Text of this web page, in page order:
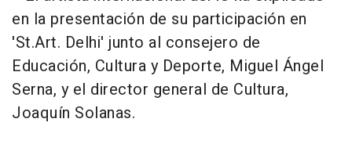
en la presentación de su participación en
'St.Art. Delhi' junto al consejero de
Educación, Cultura y Deporte, Miguel Ángel
Serna, y el director general de Cultura,
Joaquín Solanas.